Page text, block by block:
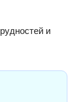
и